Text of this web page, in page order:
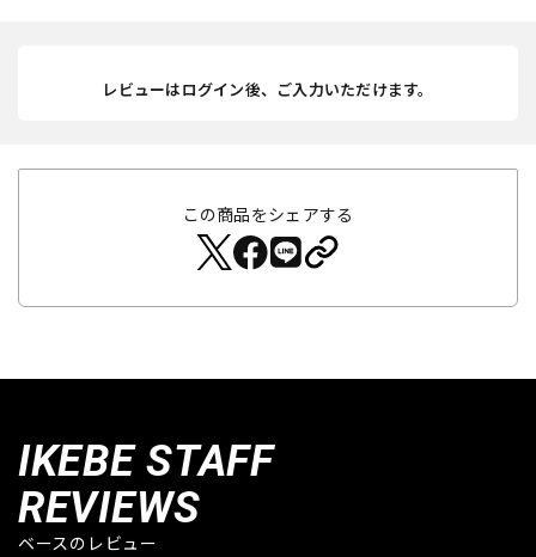
レビューはログイン後、ご入力いただけます。
この商品をシェアする
IKEBE STAFF
REVIEWS
ベースのレビュー